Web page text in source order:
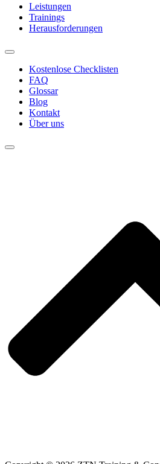
Leistungen
Trainings
Herausforderungen
Kostenlose Checklisten
FAQ
Glossar
Blog
Kontakt
Über uns